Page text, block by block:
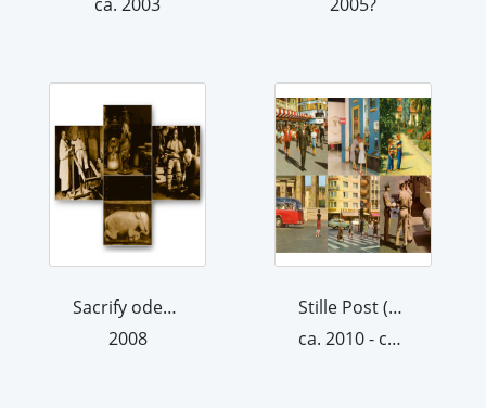
Sacrify oder sacrifice
2008
Stille Post (6 Arbeiten)
ca. 2010 - ca. 2012